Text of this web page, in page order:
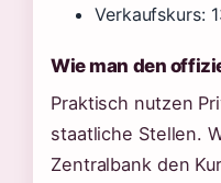
Verkaufskurs:
Wie man den
Praktisch nutzen
staatliche Stellen.
Zentralbank den